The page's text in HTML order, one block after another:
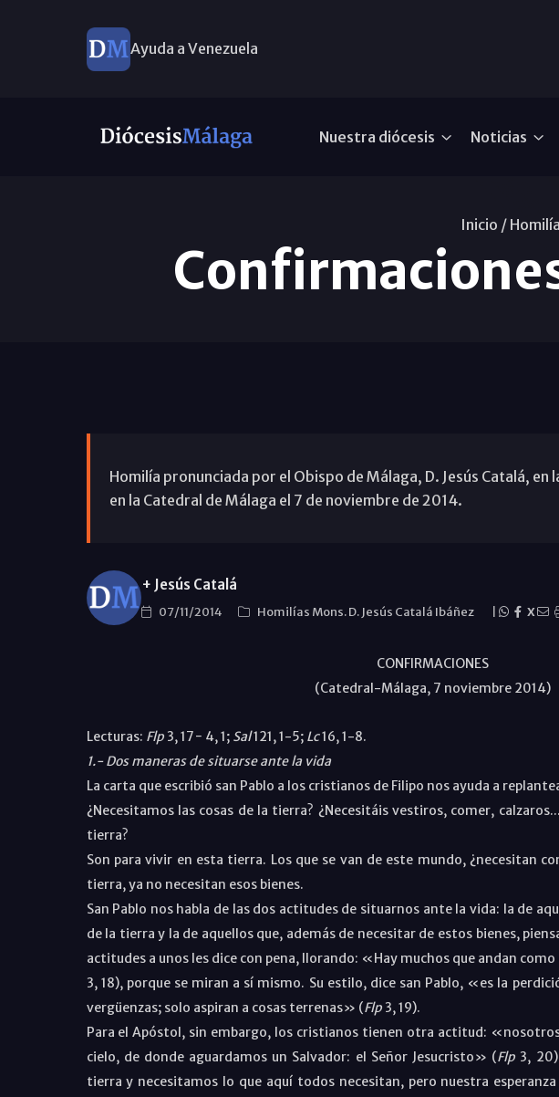
Ayuda a Venezuela
Nuestra diócesis Noticias
Inicio /
Homilía pronunciada por el Obispo de Málaga, D. Jesús Catalá,
en la Catedral de Málaga el 7 de noviembre de 2014.
+ Jesús Catalá
07/11/2014 Homilías Mons. D. Jesús Catalá Ibáñez X
CONFIRMACIONES
(Catedral-Málaga, 7 noviembre 2014)
Lecturas: Flp3, 17− 4, 1; Sal121, 1-5; Lc16, 1-8.
1.- Dos maneras de situarse ante la vida
La carta que escribió san Pablo a los cristianos de Filipo nos ayuda a
¿Necesitamos las cosas de la tierra? ¿Necesitáis vestiros, comer,
tierra?
Son para vivir en esta tierra. Los que se van de este mundo, ¿necesitan
tierra, ya no necesitan esos bienes.
San Pablo nos habla de las dos actitudes de situarnos ante la vida: la de
de la tierra y la de aquellos que, además de necesitar de estos bienes,
actitudes a unos les dice con pena, llorando: «Hay muchos que andan
3, 18), porque se miran a sí mismo. Su estilo, dice san Pablo, «es la
vergüenzas; solo aspiran a cosas terrenas» (Flp3, 19).
Para el Apóstol, sin embargo, los cristianos tienen otra actitud:
cielo, de donde aguardamos un Salvador: el Señor Jesucristo» (Flp 3,
tierra y necesitamos lo que aquí todos necesitan, pero nuestra